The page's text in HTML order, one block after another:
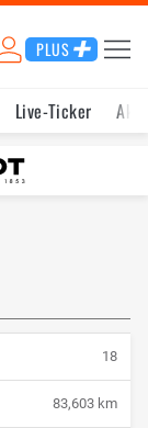
PLUS
Live-Ticker
18
83,603 km